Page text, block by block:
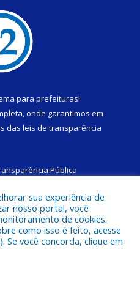
para prefeituras!
onde garantimos em
das leis de transparência
Pública
a Câmara Municipal de São
Capim.
sua experiência de
nosso portal, você
de cookies.
como isso é feito, acesse
). Se você concorda, clique em